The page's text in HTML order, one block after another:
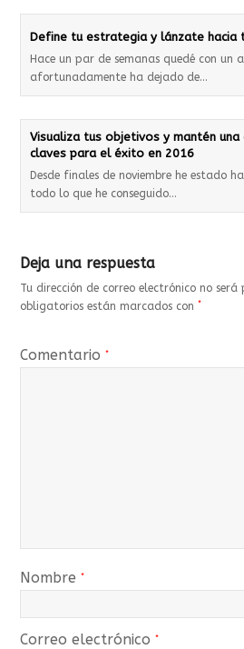
Define tu estrategia y lánzate hacia
Hace un par de semanas quedé con un
afortunadamente ha dejado de…
Visualiza tus objetivos y mantén
claves para el éxito en 2016
Desde finales de noviembre he estado
todo lo que he conseguido…
Deja una respuesta
Tu dirección de correo electrónico no será
obligatorios están marcados con*
Comentario*
Nombre*
Correo electrónico*